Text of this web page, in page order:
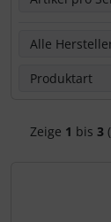
Hier kannst
Zeige 1 bis 3